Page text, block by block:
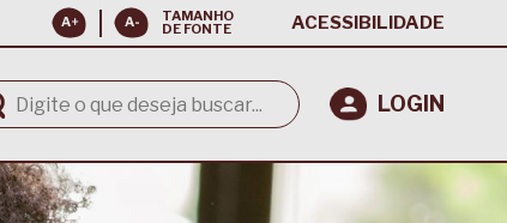
TAMANHO
DE FONTE ACESSIBILIDADE
LOGIN